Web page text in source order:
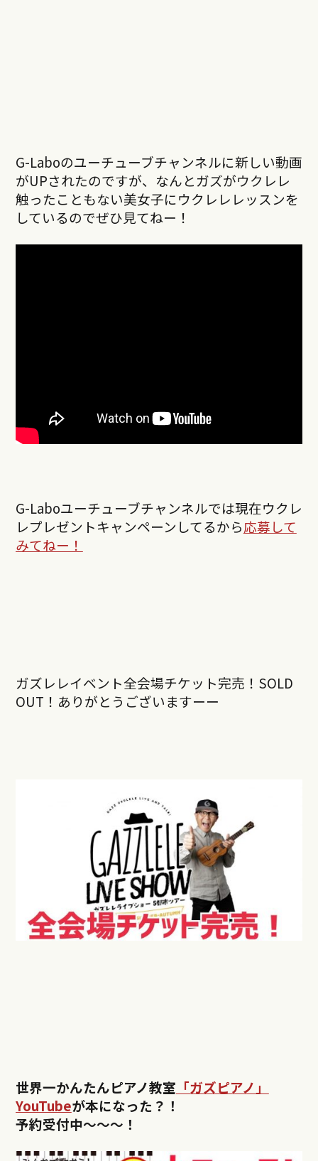
G-Laboのユーチューブチャンネルに新しい動画
がUPされたのですが、なんとガズがウクレレ
触ったこともない美女子にウクレレレッスンを
しているのでぜひ見てねー！
G-Laboユーチューブチャンネルでは現在ウクレ
レプレゼントキャンペーンしてるから応募して
みてねー！
ガズレレイベント全会場チケット完売！SOLD
OUT！ありがとうございますーー
世界一かんたんピアノ教室 「ガズピアノ」
YouTubeが本になった？！
予約受付中〜〜〜！